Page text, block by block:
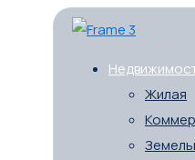
Жилая